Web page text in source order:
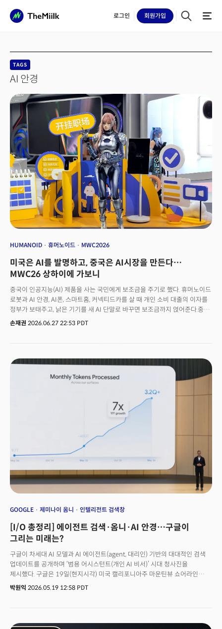
로그인 회원가입
TAGS
AI 안경
HUMANOID 휴머노이드 MWC2026
미국은 AI를 발명하고, 중국은 AI시장을 만든다…
MWC26 상하이에 가보니
중국이 인공지능(AI) 제품을 사는 국민에게 보조금을 주기로 했다. 휴머노이드
로봇과 AI 안경, AI폰, 스마트홈, 커넥티드카를 살 때 개인 소비 대출의 이자를
정부가 보태주고, 낡은 기기를 새 AI 단말로 바꾸면 보조금까지 얹어준다.중국
상무부를 비롯한 8개 부처가 지난 6월 18일 내놓은 'AI 플러스 소비
예사롭지 않다.그리고 이 발표가 나온 지 엿새 뒤, 그 계획을 실현할 무대가
펼쳐졌다. 지난 6월 24일부터 26일까지 상하이 신국제엑스포센터(SNIEC)
에서 열린 MWC 상하이 2026이다. 정부가 수요를 깔고, 다른 한쪽에서 산업이
공급을 펼쳤다.더밀크가 현장에서 그 의미를 분석했다.👉 더밀크
손재권 2026.06.27 22:53 PDT
GOOGLE 제미나이 옴니 인텔리전트 검색창
[I/O 총정리] 에이전트 검색·옴니·AI 안경…구글이
그리는 미래는?
구글이 차세대 AI 모델과 AI 에이전트(agent, 대리인) 기반의 대대적인 검색
업데이트를 공개하며 ‘범용 어시스턴트(개인 AI 비서)’ 시대 청사진을
제시했다. 구글은 19일(현지시각) 미국 캘리포니아주 마운틴뷰 쇼어라인
엠피시어터에서 연례 개발자 대회 ‘구글 I/O 2026’를 개최하고 새로운 AI
Spark)’가 그 주인공이다. 에이전트 개발 플랫폼 ‘구글 안티그래비티(Google
박원익 2026.05.19 12:58 PDT